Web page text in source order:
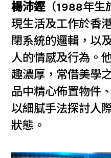
楊沛鏗（1988年生
現生活及工作於香
閉系統的邏輯，以
人的情感及行為。
趣濃厚，常借美學
品中精心佈置物件
以細膩手法探討人
狀態。